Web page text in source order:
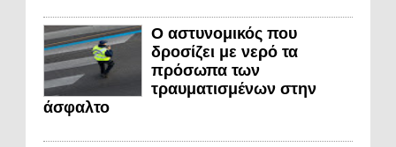
Ο αστυνομικός που
δροσίζει με νερό τα
πρόσωπα των
τραυματισμένων στην
άσφαλτο